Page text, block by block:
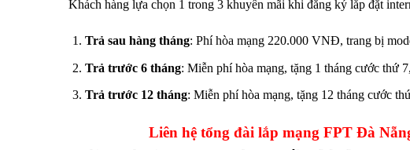
Khách hàng lựa chọn 1 trong 3 khuyến mãi khi đăng ký lắp đặt
Trả sau hàng tháng: Phí hòa mạng 220.000 VNĐ, trang bị
Trả trước 6 tháng: Miễn phí hòa mạng, tặng 1 tháng cước thứ
Trả trước 12 tháng: Miễn phí hòa mạng, tặng 12 tháng cước
Liên hệ tổng đài lắp mạng FPT Đà